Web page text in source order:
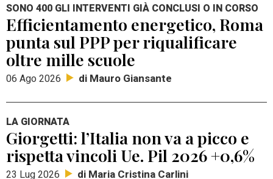
SONO 400 GLI INTERVENTI GIÀ CONCLUSI O IN CORSO
Efficientamento energetico, Roma
punta sul PPP per riqualificare
oltre mille scuole
06 Ago 2026 di Mauro Giansante
LA GIORNATA
Giorgetti: l’Italia non va a picco e
rispetta vincoli Ue. Pil 2026 +0,6%
23 Lug 2026 di Maria Cristina Carlini